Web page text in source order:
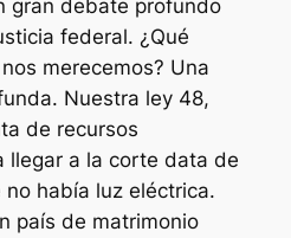
gran debate profundo
federal. ¿Qué
merecemos? Una
Nuestra ley 48,
de recursos
llegar a la corte data de
había luz eléctrica.
país de matrimonio